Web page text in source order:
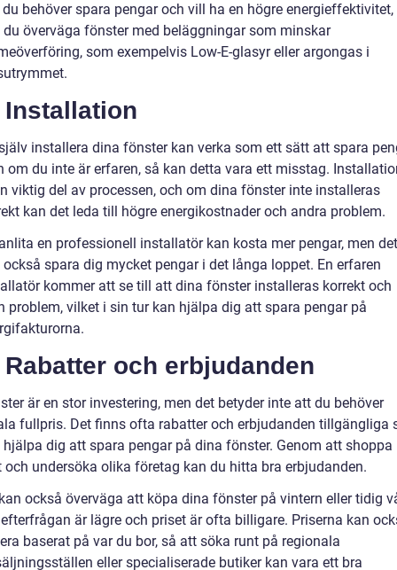
du behöver spara pengar och vill ha en högre energieffektivitet,
du överväga fönster med beläggningar som minskar
som exempelvis Low-E-glasyr eller argongas i
Installation
installera dina fönster kan verka som ett sätt att spara
om du inte är erfaren, så kan detta vara ett misstag.
viktig del av processen, och om dina fönster inte installeras
kan det leda till högre energikostnader och andra problem.
en professionell installatör kan kosta mer pengar, men det
också spara dig mycket pengar i det långa loppet. En erfaren
kommer att se till att dina fönster installeras korrekt och
problem, vilket i sin tur kan hjälpa dig att spara pengar på
Rabatter och erbjudanden
är en stor investering, men det betyder inte att du behöver
fullpris. Det finns ofta rabatter och erbjudanden tillgängliga
hjälpa dig att spara pengar på dina fönster. Genom att shoppa
och undersöka olika företag kan du hitta bra erbjudanden.
också överväga att köpa dina fönster på vintern eller tidig
är lägre och priset är ofta billigare. Priserna kan
baserat på var du bor, så att söka runt på regionala
eller specialiserade butiker kan vara ett bra